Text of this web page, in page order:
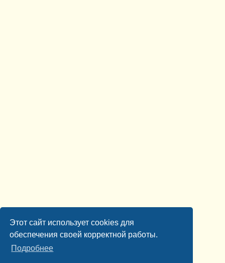
Этот сайт использует cookies для
обеспечения своей корректной работы.
Подробнее